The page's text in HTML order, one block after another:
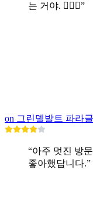
는 거야. 🤷🏼‍♂️”
on 그린델발트 파라
“아주 멋진 방
좋아했답니다.”